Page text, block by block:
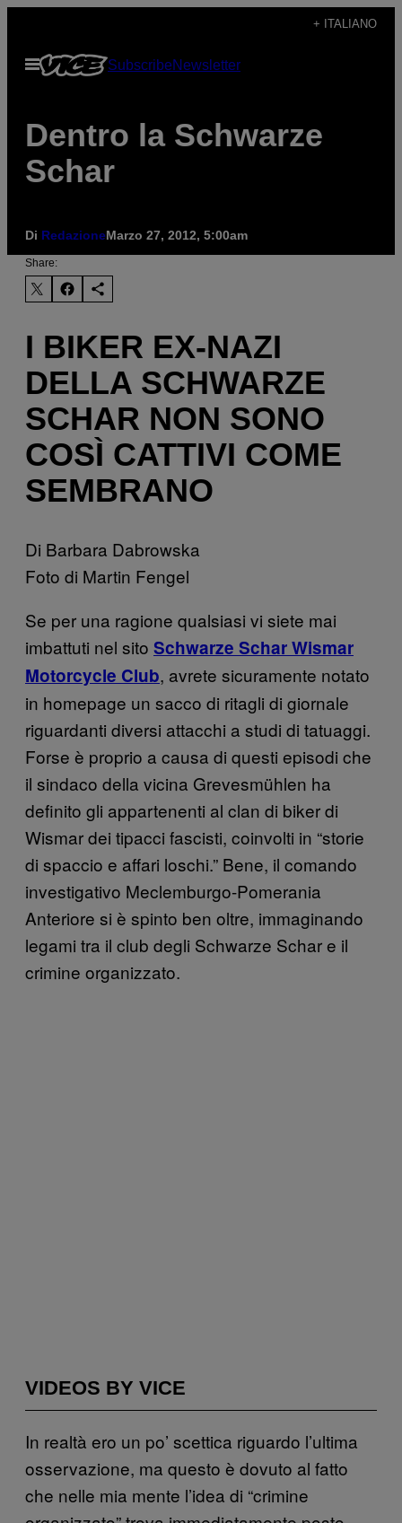
contenuto
+ ITALIANO
Apri
SubscribeNewsletter
Dentro la Schwarze
Schar
Di RedazioneMarzo 27, 2012, 5:00am
Share:
I BIKER EX-NAZI
DELLA SCHWARZE
SCHAR NON SONO
COSÌ CATTIVI COME
SEMBRANO
Di Barbara Dabrowska
Foto di Martin Fengel
Se per una ragione qualsiasi vi siete mai
imbattuti nel sito Schwarze Schar Wismar
Motorcycle Club, avrete sicuramente notato
in homepage un sacco di ritagli di giornale
riguardanti diversi attacchi a studi di tatuaggi.
Forse è proprio a causa di questi episodi che
il sindaco della vicina Grevesmühlen ha
definito gli appartenenti al clan di biker di
Wismar dei tipacci fascisti, coinvolti in “storie
di spaccio e affari loschi.” Bene, il comando
investigativo Meclemburgo-Pomerania
Anteriore si è spinto ben oltre, immaginando
legami tra il club degli Schwarze Schar e il
crimine organizzato.
VIDEOS BY VICE
In realtà ero un po’ scettica riguardo l’ultima
osservazione, ma questo è dovuto al fatto
che nelle mia mente l’idea di “crimine